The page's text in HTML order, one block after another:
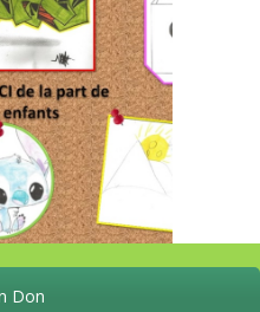
ENFANTS-
L'AIDE DE LA
FRANCE
Don